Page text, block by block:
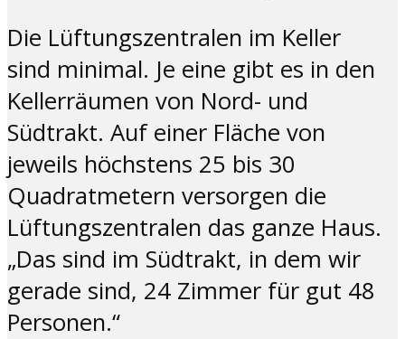
Die Lüftungszentralen im Keller
sind minimal. Je eine gibt es in den
Kellerräumen von Nord- und
Südtrakt. Auf einer Fläche von
jeweils höchstens 25 bis 30
Quadratmetern versorgen die
Lüftungszentralen das ganze Haus.
„Das sind im Südtrakt, in dem wir
gerade sind, 24 Zimmer für gut 48
Personen.“